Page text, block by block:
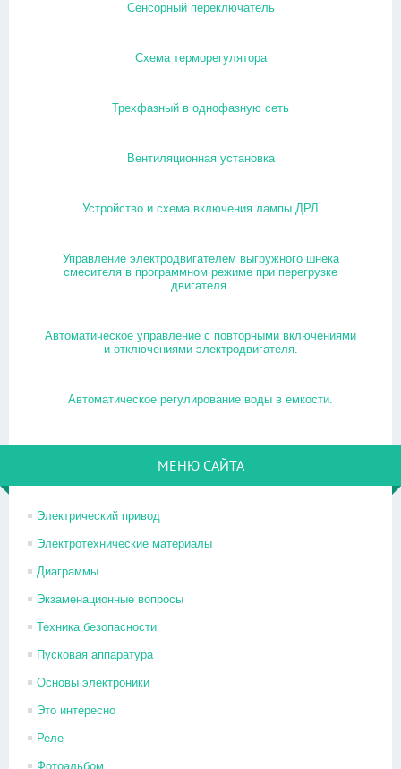
Сенсорный переключатель
Схема терморегулятора
Трехфазный в однофазную сеть
Вентиляционная установка
Устройство и схема включения лампы ДРЛ
Управление электродвигателем выгружного шнека
смесителя в программном режиме при перегрузке
двигателя.
Автоматическое управление с повторными включениями
и отключениями электродвигателя.
Автоматическое регулирование воды в емкости.
МЕНЮ САЙТА
Электрический привод
Электротехнические материалы
Диаграммы
Экзаменационные вопросы
Техника безопасности
Пусковая аппаратура
Основы электроники
Это интересно
Реле
Фотоальбом